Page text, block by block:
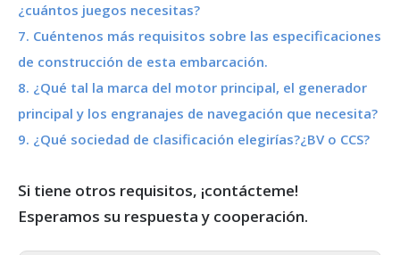
¿cuántos juegos necesitas?
7. Cuéntenos más requisitos sobre las especificaciones
de construcción de esta embarcación.
8. ¿Qué tal la marca del motor principal, el generador
principal y los engranajes de navegación que necesita?
9. ¿Qué sociedad de clasificación elegirías?¿BV o CCS?
Si tiene otros requisitos, ¡contácteme!
Esperamos su respuesta y cooperación.